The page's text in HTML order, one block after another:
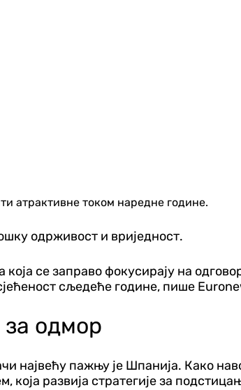
атрактивне током наредне године.
одрживост и вриједност.
се заправо фокусирају на
сљедеће године, пише
за одмор
највећу пажњу је Шпанија. Како
која развија стратегије за